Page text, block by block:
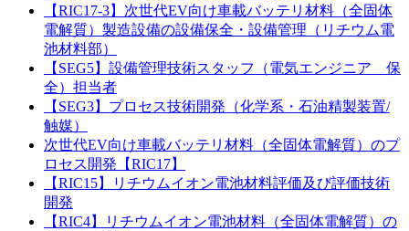
【RIC17-3】次世代EV向け車載バッテリ材料（全固体
電解質）製造設備の設備保全・設備管理（リチウム電
池材料部）
【SEG5】設備管理技術スタッフ（電気エンジニア 保
全）担当者
【SEG3】プロセス技術開発（化学系・石油精製装置/
触媒）
次世代EV向け車載バッテリ材料（全固体電解質）のプ
ロセス開発【RIC17】
【RIC15】リチウムイオン電池材料評価及び評価技術
開発
【RIC4】リチウムイオン電池材料（全固体電解質）の